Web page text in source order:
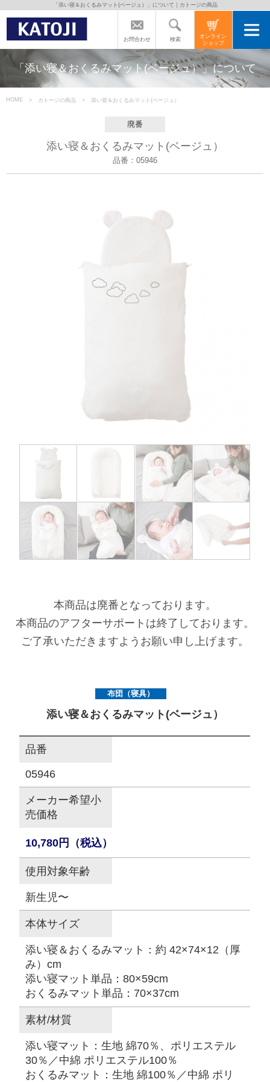
トップページ
カトージの商品
カトージについて
よくあるご質問
直営店のご案内
お問い合わせ
チャイルドシートユーザー登録
KATOJI TV
このサイトについて
プライバシーポリシー
オフィシャルFacebook
オフィシャルInstagram
× 閉じる
お問合わせ 検索
オンライン
ショップ
「添い寝＆おくるみマット(ベージュ）」について｜カトージの商品
「添い寝＆おくるみマット(ベージュ）」について
HOME カトージの商品 添い寝＆おくるみマット(ベージュ）
廃番
添い寝＆おくるみマット(ベージュ）
品番：05946
本商品は廃番となっております。
本商品のアフターサポートは終了しております。
ご了承いただきますようお願い申し上げます。
布団（寝具）
添い寝＆おくるみマット(ベージュ）
品番
05946
メーカー希望小
売価格
10,780円（税込）
使用対象年齢
新生児〜
本体サイズ
添い寝＆おくるみマット：約 42×74×12（厚
み）cm
添い寝マット単品：80×59cm
おくるみマット単品：70×37cm
素材/材質
添い寝マット：生地 綿70％、ポリエステル
30％／中綿 ポリエステル100％
おくるみマット：生地 綿100％／中綿 ポリ